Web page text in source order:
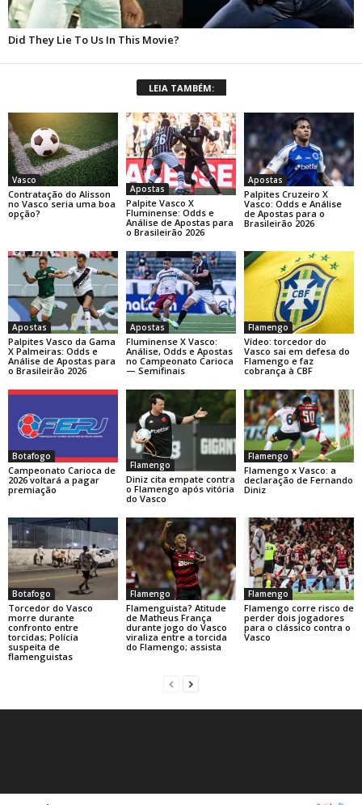
LEIA TAMBÉM:
Vasco
Contratação do Alisson
no Vasco seria uma boa
opção?
Apostas
Palpite Vasco X
Fluminense: Odds e
Análise de Apostas para
o Brasileirão 2026
Apostas
Palpites Cruzeiro X
Vasco: Odds e Análise
de Apostas para o
Brasileirão 2026
Apostas
Palpites Vasco da Gama
X Palmeiras: Odds e
Análise de Apostas para
o Brasileirão 2026
Apostas
Fluminense X Vasco:
Análise, Odds e Apostas
no Campeonato Carioca
— Semifinais
Flamengo
Vídeo: torcedor do
Vasco sai em defesa do
Flamengo e faz
cobrança à CBF
Botafogo
Campeonato Carioca de
2026 voltará a pagar
premiação
Flamengo
Diniz cita empate contra
o Flamengo após vitória
do Vasco
Flamengo
Flamengo x Vasco: a
declaração de Fernando
Diniz
Botafogo
Torcedor do Vasco
morre durante
confronto entre
torcidas; Polícia
suspeita de
flamenguistas
Flamengo
Flamenguista? Atitude
de Matheus França
durante jogo do Vasco
viraliza entre a torcida
do Flamengo; assista
Flamengo
Flamengo corre risco de
perder dois jogadores
para o clássico contra o
Vasco